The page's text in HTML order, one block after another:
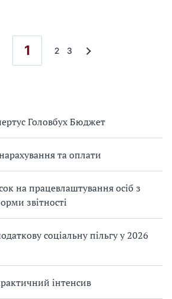
Головбух Бюджет
та оплати
на працевлаштування осіб з
звітності
соціальну пільгу у 2026
інтенсив
1 2 3